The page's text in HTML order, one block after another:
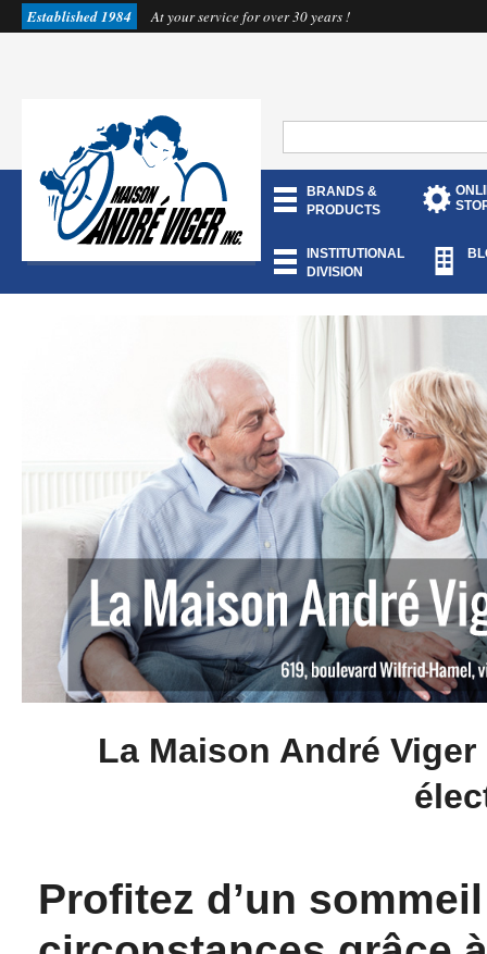
Established 1984 At your service for over 30 years !
BRANDS &
PRODUCTS
INSTITUTIONAL
DIVISION
La Maison André
Profitez d’un